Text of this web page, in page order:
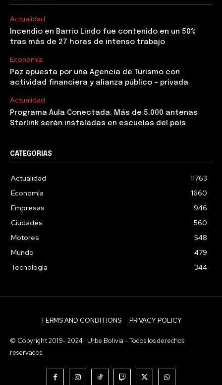
Actualidad
Incendio en Barrio Lindo fue contenido en un 50%
tras más de 27 horas de intenso trabajo
Economía
Paz apuesta por una Agencia de Turismo con
actividad financiera y alianza público – privada
Actualidad
Programa Aula Conectada: Más de 5.000 antenas
Starlink serán instaladas en escuelas del país
CATEGORIAS
Actualidad
11763
Economía
1660
Empresas
946
Ciudades
560
Motores
548
Mundo
479
Tecnología
344
TERMS AND CONDITIONS PRIVACY POLICY
© Copyright 2019- 2024 | Urbe Bolivia - Todos los derechos
reservados